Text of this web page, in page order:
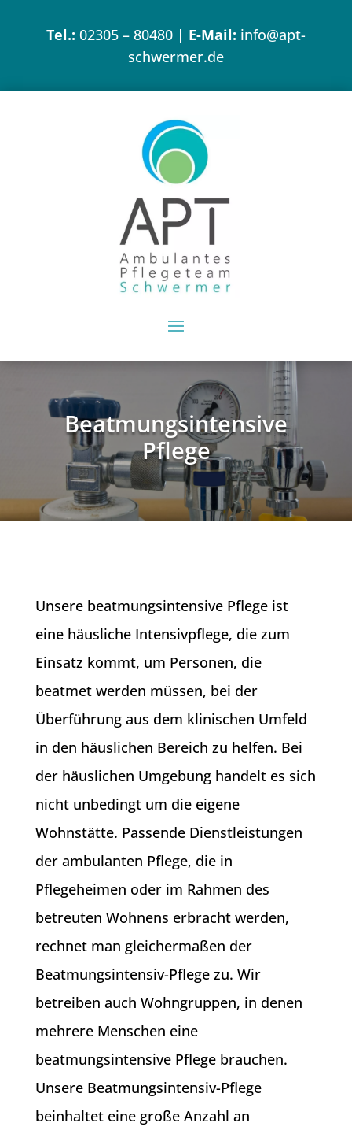
Tel.: 02305 – 80480| E-Mail: info@apt-
schwermer.de
Beatmungsintensive
Pflege
Unsere beatmungsintensive Pflege ist
eine häusliche Intensivpflege, die zum
Einsatz kommt, um Personen, die
beatmet werden müssen, bei der
Überführung aus dem klinischen Umfeld
in den häuslichen Bereich zu helfen. Bei
der häuslichen Umgebung handelt es sich
nicht unbedingt um die eigene
Wohnstätte. Passende Dienstleistungen
der ambulanten Pflege, die in
Pflegeheimen oder im Rahmen des
betreuten Wohnens erbracht werden,
rechnet man gleichermaßen der
Beatmungsintensiv-Pflege zu. Wir
betreiben auch Wohngruppen, in denen
mehrere Menschen eine
beatmungsintensive Pflege brauchen.
Unsere Beatmungsintensiv-Pflege
beinhaltet eine große Anzahl an